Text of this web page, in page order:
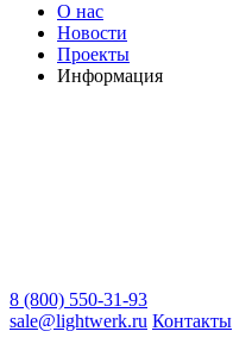
О нас
Новости
Проекты
Информация
8 (800) 550-31-93
sale@lightwerk.ru Контакты